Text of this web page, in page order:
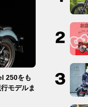
250をも
モデルま